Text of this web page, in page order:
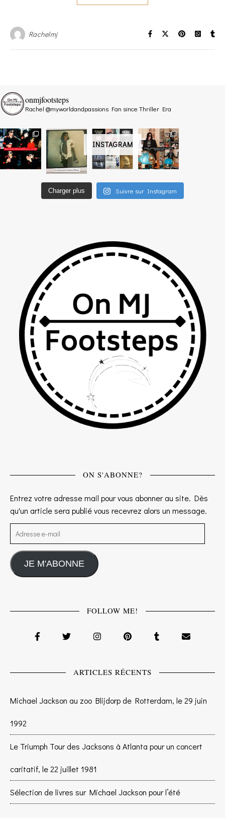
Rachelmj
INSTAGRAM
onmjfootsteps
Rachel @myworldandpassions Fan since Thriller Era
Charger plus Suivre sur Instagram
ON S'ABONNE?
Entrez votre adresse mail pour vous abonner au site. Dès
qu'un article sera publié vous recevrez alors un message.
Adresse e-mail
JE M'ABONNE
FOLLOW ME!
ARTICLES RÉCENTS
Michael Jackson au zoo Blijdorp de Rotterdam, le 29 juin
1992
Le Triumph Tour des Jacksons à Atlanta pour un concert
caritatif, le 22 juillet 1981
Sélection de livres sur Michael Jackson pour l’été